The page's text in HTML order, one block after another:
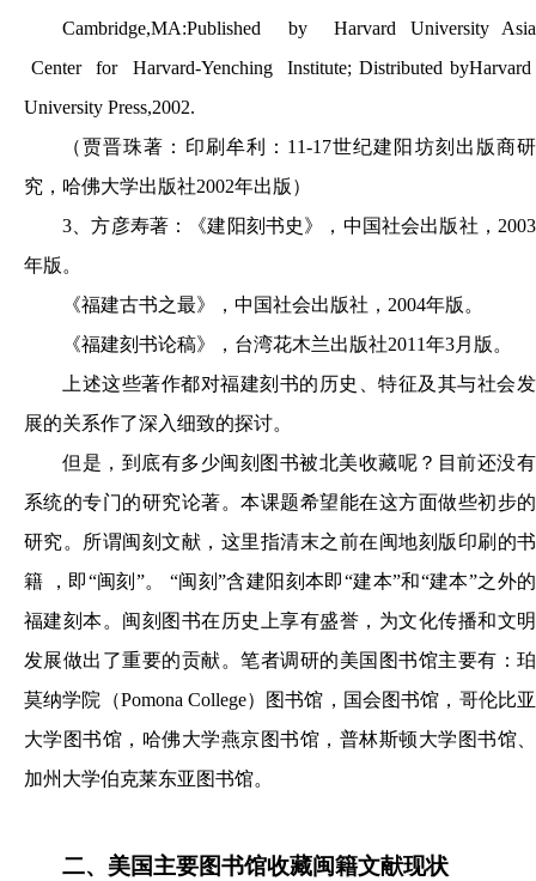
Cambridge,MA:Published by Harvard University Asia
Center for Harvard-Yenching Institute; Distributed byHarvard
University Press,2002.
（贾晋珠著：印刷牟利：11-17世纪建阳坊刻出版商研
究，哈佛大学出版社2002年出版）
3 、方彦寿著：《建阳刻书史》，中国社会出版社，2003
年版。
《福建古书之最》，中国社会出版社，2004年版。
《福建刻书论稿》，台湾花木兰出版社2011年3月版。
上述这些著作都对福建刻书的历史、特征及其与社会发
展的关系作了深入细致的探讨。
但是，到底有多少闽刻图书被北美收藏呢？目前还没有
系统的专门的研究论著。本课题希望能在这方面做些初步的
研究。所谓闽刻文献，这里指清末之前在闽地刻版印刷的书
籍 ，即“闽刻”。 “闽刻”含建阳刻本即“建本”和“建本”之外的
福建刻本。闽刻图书在历史上享有盛誉，为文化传播和文明
发展做出了重要的贡献。笔者调研的美国图书馆主要有：珀
莫纳学院（Pomona College）图书馆，国会图书馆，哥伦比亚
大学图书馆，哈佛大学燕京图书馆，普林斯顿大学图书馆、
加州大学伯克莱东亚图书馆。
二、美国主要图书馆收藏闽籍文献现状